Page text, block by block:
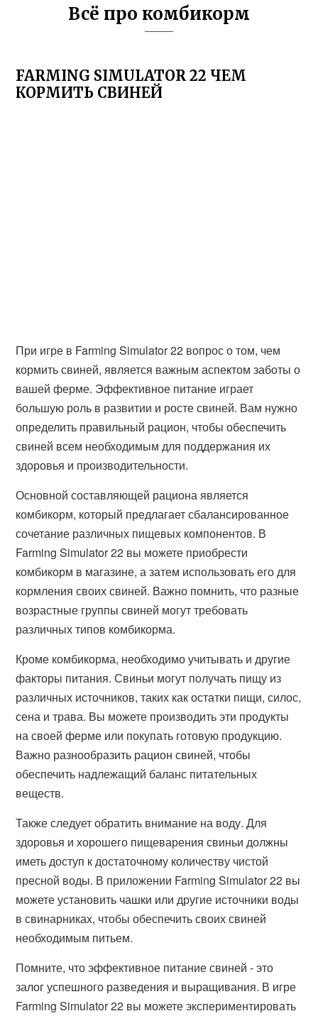
Всё про комбикорм
FARMING SIMULATOR 22 ЧЕМ
КОРМИТЬ СВИНЕЙ
При игре в Farming Simulator 22 вопрос о том, чем
кормить свиней, является важным аспектом заботы о
вашей ферме. Эффективное питание играет
большую роль в развитии и росте свиней. Вам нужно
определить правильный рацион, чтобы обеспечить
свиней всем необходимым для поддержания их
здоровья и производительности.
Основной составляющей рациона является
комбикорм, который предлагает сбалансированное
сочетание различных пищевых компонентов. В
Farming Simulator 22 вы можете приобрести
комбикорм в магазине, а затем использовать его для
кормления своих свиней. Важно помнить, что разные
возрастные группы свиней могут требовать
различных типов комбикорма.
Кроме комбикорма, необходимо учитывать и другие
факторы питания. Свиньи могут получать пищу из
различных источников, таких как остатки пищи, силос,
сена и трава. Вы можете производить эти продукты
на своей ферме или покупать готовую продукцию.
Важно разнообразить рацион свиней, чтобы
обеспечить надлежащий баланс питательных
веществ.
Также следует обратить внимание на воду. Для
здоровья и хорошего пищеварения свиньи должны
иметь доступ к достаточному количеству чистой
пресной воды. В приложении Farming Simulator 22 вы
можете установить чашки или другие источники воды
в свинарниках, чтобы обеспечить своих свиней
необходимым питьем.
Помните, что эффективное питание свиней - это
залог успешного разведения и выращивания. В игре
Farming Simulator 22 вы можете экспериментировать